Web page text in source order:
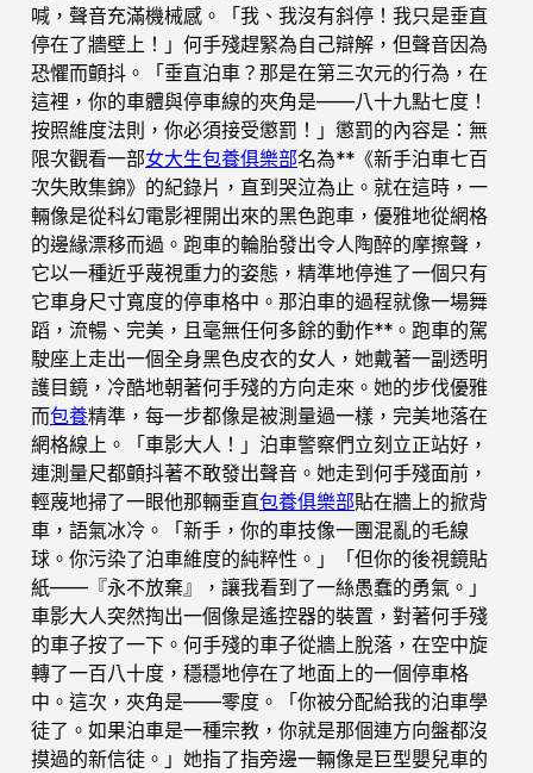
喊，聲音充滿機械感。「我、我沒有斜停！我只是垂直
停在了牆壁上！」何手殘趕緊為自己辯解，但聲音因為
恐懼而顫抖。「垂直泊車？那是在第三次元的行為，在
這裡，你的車體與停車線的夾角是——八十九點七度！
按照維度法則，你必須接受懲罰！」懲罰的內容是：無
限次觀看一部女大生包養俱樂部名為**《新手泊車七百
次失敗集錦》的紀錄片，直到哭泣為止。就在這時，一
輛像是從科幻電影裡開出來的黑色跑車，優雅地從網格
的邊緣漂移而過。跑車的輪胎發出令人陶醉的摩擦聲，
它以一種近乎蔑視重力的姿態，精準地停進了一個只有
它車身尺寸寬度的停車格中。那泊車的過程就像一場舞
蹈，流暢、完美，且毫無任何多餘的動作**。跑車的駕
駛座上走出一個全身黑色皮衣的女人，她戴著一副透明
護目鏡，冷酷地朝著何手殘的方向走來。她的步伐優雅
而包養精準，每一步都像是被測量過一樣，完美地落在
網格線上。「車影大人！」泊車警察們立刻立正站好，
連測量尺都顫抖著不敢發出聲音。她走到何手殘面前，
輕蔑地掃了一眼他那輛垂直包養俱樂部貼在牆上的掀背
車，語氣冰冷。「新手，你的車技像一團混亂的毛線
球。你污染了泊車維度的純粹性。」「但你的後視鏡貼
紙——『永不放棄』，讓我看到了一絲愚蠢的勇氣。」
車影大人突然掏出一個像是遙控器的裝置，對著何手殘
的車子按了一下。何手殘的車子從牆上脫落，在空中旋
轉了一百八十度，穩穩地停在了地面上的一個停車格
中。這次，夾角是——零度。「你被分配給我的泊車學
徒了。如果泊車是一種宗教，你就是那個連方向盤都沒
摸過的新信徒。」她指了指旁邊一輛像是巨型嬰兒車的